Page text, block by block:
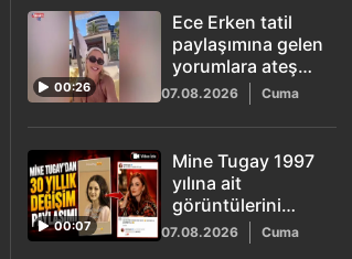
00:26
Ece Erken tatil
paylaşımına gelen
yorumlara ateş
püskürdü:
"Zekasız insana
tahammülüm yok"
07.08.2026 Cuma
00:07
Mine Tugay 1997
yılına ait
görüntülerini
paylaştı: "Çene
07.08.2026 Cuma